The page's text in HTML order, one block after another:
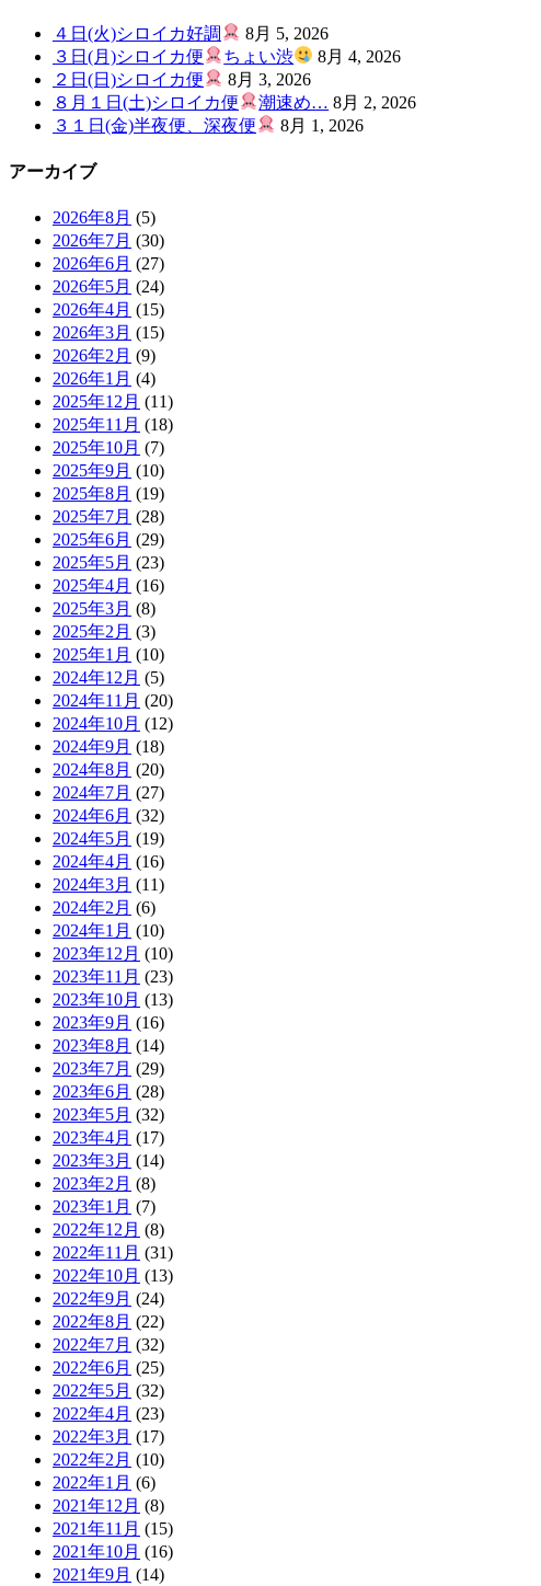
４日(火)シロイカ好調
8月 5, 2026
３日(月)シロイカ便
ちょい渋
8月 4, 2026
２日(日)シロイカ便
8月 3, 2026
８月１日(土)シロイカ便
潮速め… 8月 2, 2026
３１日(金)半夜便、深夜便
8月 1, 2026
アーカイブ
2026年8月 (5)
2026年7月 (30)
2026年6月 (27)
2026年5月 (24)
2026年4月 (15)
2026年3月 (15)
2026年2月 (9)
2026年1月 (4)
2025年12月 (11)
2025年11月 (18)
2025年10月 (7)
2025年9月 (10)
2025年8月 (19)
2025年7月 (28)
2025年6月 (29)
2025年5月 (23)
2025年4月 (16)
2025年3月 (8)
2025年2月 (3)
2025年1月 (10)
2024年12月 (5)
2024年11月 (20)
2024年10月 (12)
2024年9月 (18)
2024年8月 (20)
2024年7月 (27)
2024年6月 (32)
2024年5月 (19)
2024年4月 (16)
2024年3月 (11)
2024年2月 (6)
2024年1月 (10)
2023年12月 (10)
2023年11月 (23)
2023年10月 (13)
2023年9月 (16)
2023年8月 (14)
2023年7月 (29)
2023年6月 (28)
2023年5月 (32)
2023年4月 (17)
2023年3月 (14)
2023年2月 (8)
2023年1月 (7)
2022年12月 (8)
2022年11月 (31)
2022年10月 (13)
2022年9月 (24)
2022年8月 (22)
2022年7月 (32)
2022年6月 (25)
2022年5月 (32)
2022年4月 (23)
2022年3月 (17)
2022年2月 (10)
2022年1月 (6)
2021年12月 (8)
2021年11月 (15)
2021年10月 (16)
2021年9月 (14)